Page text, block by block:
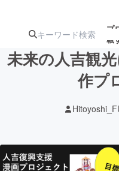
プ
載
ターン
ジェクト
アート・写真
未来の人吉観
作プ